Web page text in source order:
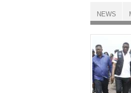
ACCUEIL
NEWS